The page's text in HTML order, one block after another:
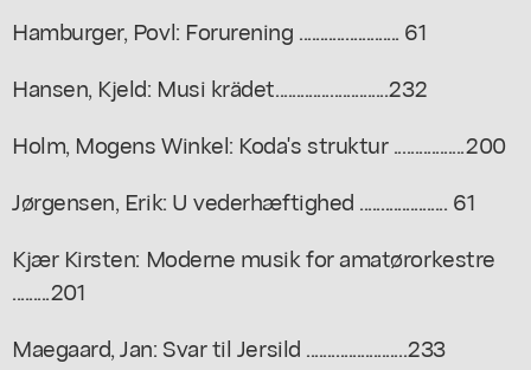
Hamburger, Povl: Forurening ........................ 61
Hansen, Kjeld: Musi krädet...........................232
Holm, Mogens Winkel: Koda's struktur .................200
Jørgensen, Erik: U vederhæftighed ..................... 61
Kjær Kirsten: Moderne musik for amatørorkestre
.........201
Maegaard, Jan: Svar til Jersild ........................233